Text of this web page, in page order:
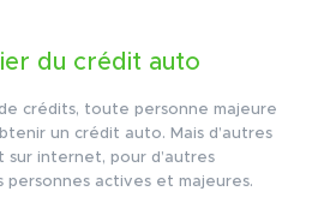
du crédit auto
crédits, toute personne majeure
un crédit auto. Mais d’autres
internet, pour d’autres
personnes actives et majeures.